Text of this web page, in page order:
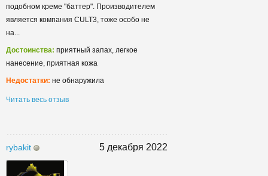
подобном креме "баттер". Производителем
является компания CULT3, тоже особо не
на...
Достоинства: приятный запах, легкое
нанесение, приятная кожа
Недостатки: не обнаружила
Читать весь отзыв
rybakit 5 декабря 2022